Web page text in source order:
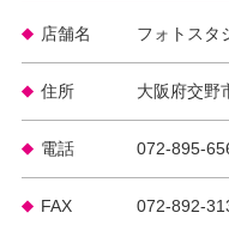
店舗名 フォトスタ
住所 大阪府交野
電話 072-895-
FAX 072-892-